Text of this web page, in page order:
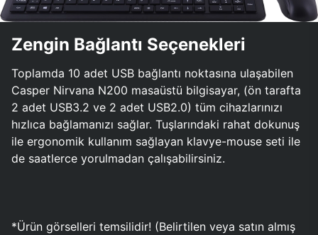
Zengin Bağlantı Seçenekleri
Toplamda 10 adet USB bağlantı noktasına ulaşabilen
Casper Nirvana N200 masaüstü bilgisayar, (ön tarafta
2 adet USB3.2 ve 2 adet USB2.0) tüm cihazlarınızı
hızlıca bağlamanızı sağlar. Tuşlarındaki rahat dokunuş
ile ergonomik kullanım sağlayan klavye-mouse seti ile
de saatlerce yorulmadan çalışabilirsiniz.
*Ürün görselleri temsilidir! (Belirtilen veya satın almış